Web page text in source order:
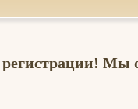
регистрации! Мы